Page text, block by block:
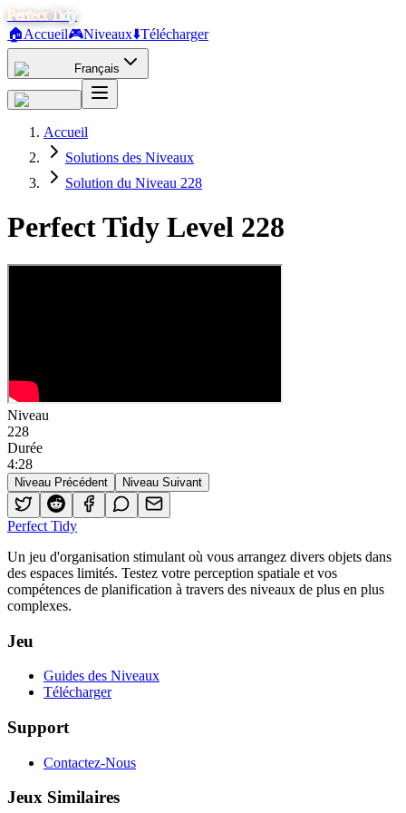
Perfect Tidy
🏠Accueil🎮Niveaux⬇️Télécharger
Français
Accueil
Solutions des Niveaux
Solution du Niveau 228
Perfect Tidy Level 228
Niveau
228
Durée
4:28
Niveau Précédent Niveau Suivant
Perfect Tidy
Un jeu d'organisation stimulant où vous arrangez divers objets dans
des espaces limités. Testez votre perception spatiale et vos
compétences de planification à travers des niveaux de plus en plus
complexes.
Jeu
Guides des Niveaux
Télécharger
Support
Contactez-Nous
Jeux Similaires